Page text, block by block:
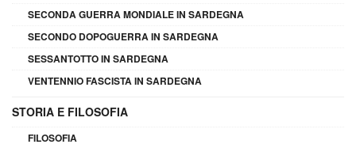
SECONDA GUERRA MONDIALE IN SARDEGNA
SECONDO DOPOGUERRA IN SARDEGNA
SESSANTOTTO IN SARDEGNA
VENTENNIO FASCISTA IN SARDEGNA
STORIA E FILOSOFIA
FILOSOFIA